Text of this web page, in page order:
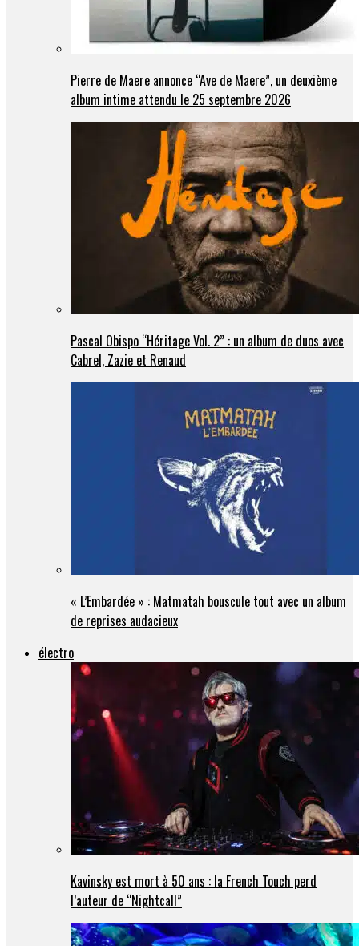
Pierre de Maere annonce “Ave de Maere”, un deuxième
album intime attendu le 25 septembre 2026
Pascal Obispo “Héritage Vol. 2” : un album de duos avec
Cabrel, Zazie et Renaud
« L’Embardée » : Matmatah bouscule tout avec un album
de reprises audacieux
électro
Kavinsky est mort à 50 ans : la French Touch perd
l’auteur de “Nightcall”